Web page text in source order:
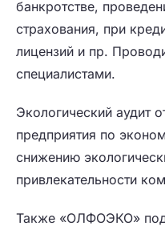
банкротстве,
страхования, при
лицензий и пр.
специалистами.
Экологический аудит
предприятия по
снижению
привлекательности
Также «ОЛФОЭКО»